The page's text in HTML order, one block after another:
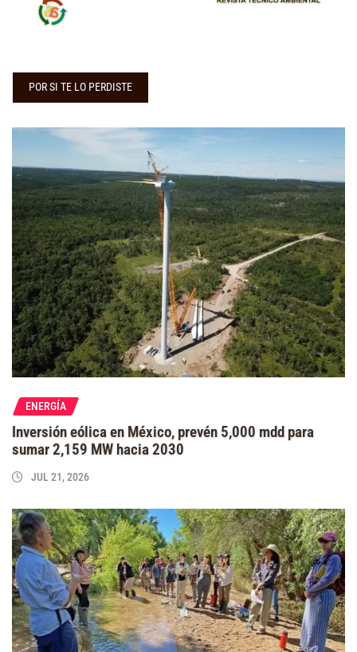
POR SI TE LO PERDISTE
ENERGÍA
Inversión eólica en México, prevén 5,000 mdd para
sumar 2,159 MW hacia 2030
JUL 21, 2026